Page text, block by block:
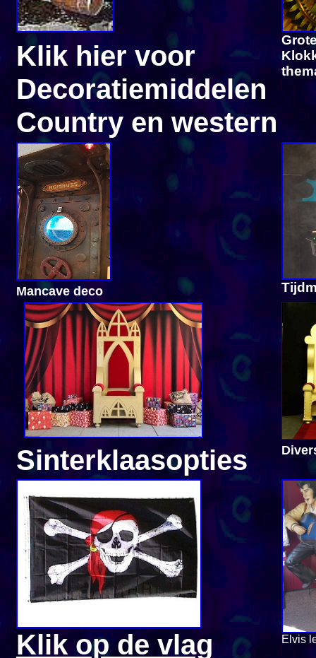
Klik hier voor
Decoratiemiddelen
Country en western
Mancave deco
Sinterklaasopties
Klik op de vlag
Elvis